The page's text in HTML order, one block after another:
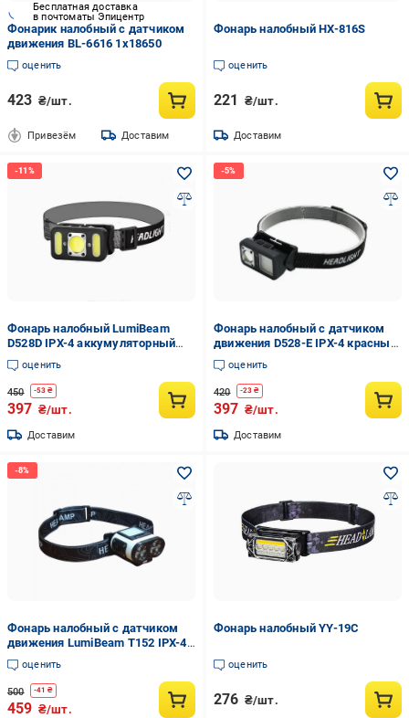
Бесплатная доставка
в почтоматы Эпицентр
Фонарик налобный с датчиком
движения BL-6616 1x18650
оценить
423 ₴/шт.
Привезём Доставим
Фонарь налобный HX-816S
оценить
221 ₴/шт.
Доставим
Фонарь налобный LumiBeam
D528D IPX-4 аккумуляторный
красный свет 6 режимов
(32407402)
оценить
450 -53 ₴
397 ₴/шт.
Доставим
Фонарь налобный с датчиком
движения D528-E IPX-4 красный
свет 6 режимов (32407694)
оценить
420 -23 ₴
397 ₴/шт.
Доставим
Фонарь налобный с датчиком
движения LumiBeam T152 IPX-4
аккумуляторный 6 режимов
красный свет (32407765)
оценить
500 -41 ₴
459 ₴/шт.
Фонарь налобный YY-19C
оценить
276 ₴/шт.